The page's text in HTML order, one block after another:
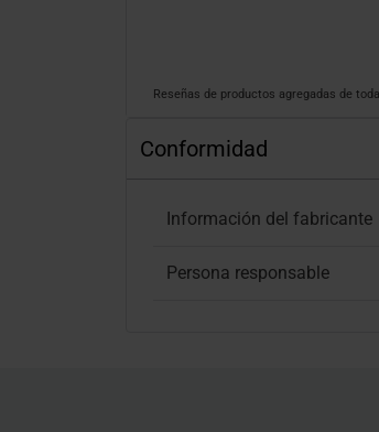
Reseñas de productos agregadas de
Conformidad
Información del fabricante
Persona responsable